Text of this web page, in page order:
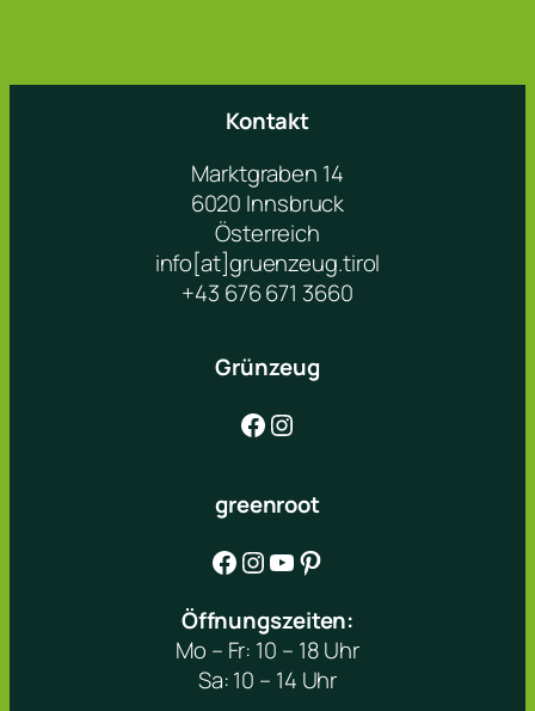
Kontakt
Marktgraben 14
6020 Innsbruck
Österreich
info[at]gruenzeug.tirol
+43 676 671 3660
Grünzeug
Facebook Instagram
greenroot
Facebook Instagram YouTube Pinterest
Öffnungszeiten:
Mo – Fr: 10 – 18 Uhr
Sa: 10 – 14 Uhr